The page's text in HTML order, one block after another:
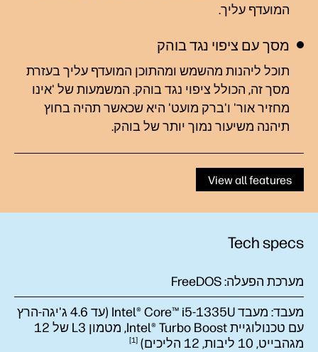
המועדף עליך.
מסך עם ציפוי נגד בוהק
תוכל ליהנות מהשמש ומהתוכן המועדף עליך בעזרת
מסך זה, הכולל ציפוי נגד בוהק. המשמעות של 'אינו
מחזיר אור' ו'ברק מועט' היא שכאשר תהיה בחוץ
תיהנה משיעור נמוך יותר של בוהק.
View all features
Tech specs
מערכת הפעלה:FreeDOS
מעבד:
מעבד Intel® Core™ i5-1335U (עד ‎4.6 ג'יגה-הרץ
עם טכנולוגיית Intel® Turbo Boost‏, מטמון L3 של 12
מגהבייט‏, 10 ליבות, 12
הליכים) 1